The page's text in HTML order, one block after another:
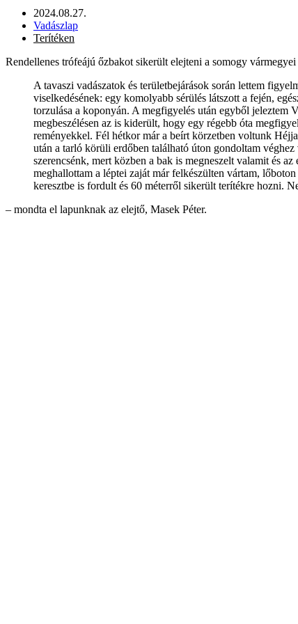
2024.08.27.
Vadászlap
Terítéken
Rendellenes trófeájú őzbakot sikerült elejteni a somogy vármegyei
A tavaszi vadászatok és területbejárások során lettem
viselkedésének: egy komolyabb sérülés látszott a fején,
torzulása a koponyán. A megfigyelés után egyből jeleztem
megbeszélésen az is kiderült, hogy egy régebb óta
reményekkel. Fél hétkor már a beírt körzetben voltunk
után a tarló körüli erdőben található úton gondoltam
szerencsénk, mert közben a bak is megneszelt valamit és
meghallottam a léptei zaját már felkészülten vártam,
keresztbe is fordult és 60 méterről sikerült terítékre hozni.
– mondta el lapunknak az elejtő, Masek Péter.